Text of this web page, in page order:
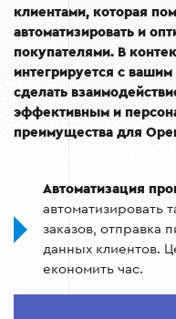
клиентами, которая
автоматизировать и
покупателями. В
интегрируется с
сделать
эффективным и
преимущества для
Автоматизация
автоматизировать
заказов, отправка
данных клиентов.
економить час.
Анализ поведения